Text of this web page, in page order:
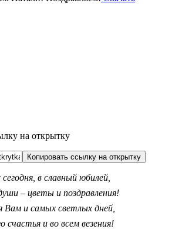
на открытку
Копировать ссылку на открытку
сегодня, в славный юбилей,
– цветы и поздравления!
Вам и самых светлых дней,
счастья и во всем везения!